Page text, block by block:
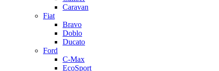
Caravan
Fiat
Bravo
Doblo
Ducato
Ford
C-Max
EcoSport